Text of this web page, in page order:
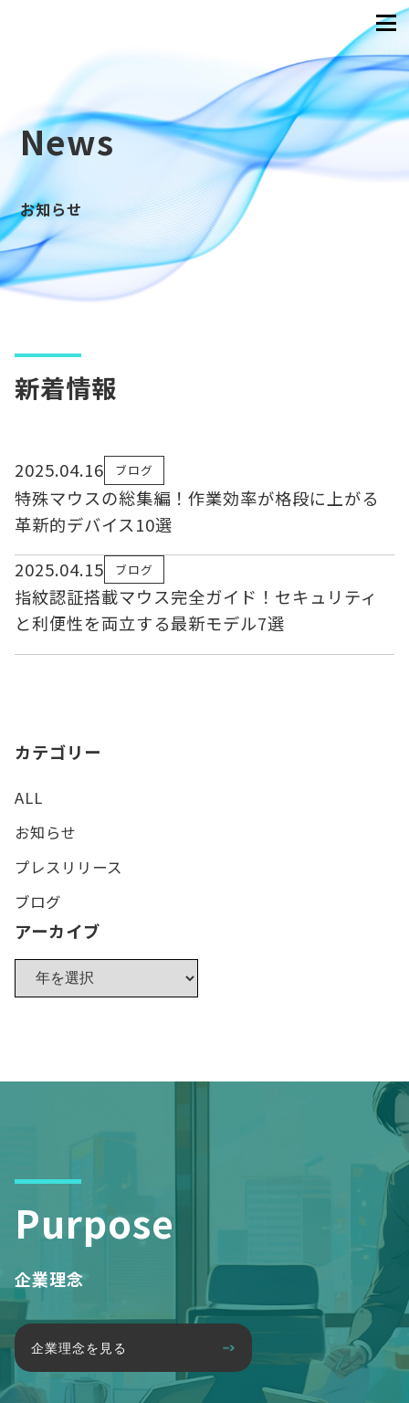
News
お知らせ
新着情報
2025.04.16 ブログ
特殊マウスの総集編！作業効率が格段に上がる
革新的デバイス10選
2025.04.15
ブログ
指紋認証搭載マウス完全ガイド！セキュリティ
と利便性を両立する最新モデル7選
カテゴリー
ALL
お知らせ
プレスリリース
ブログ
アーカイブ
Purpose
企業理念
企業理念を見る